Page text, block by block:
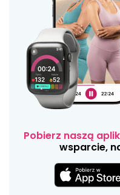
Pobierz naszą
wsparcie,